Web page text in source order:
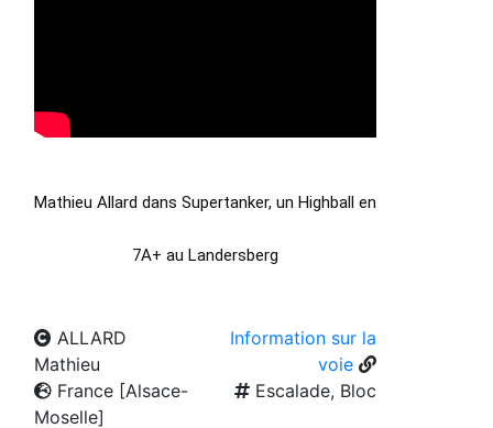
Mathieu Allard dans Supertanker, un Highball en
7A+ au Landersberg
ALLARD
Mathieu
Information sur la
voie
France [Alsace-
Moselle]
Escalade, Bloc